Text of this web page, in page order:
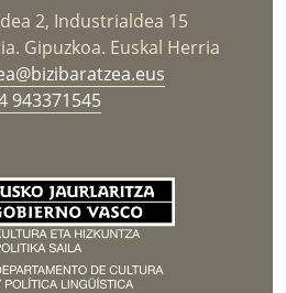
2, Industrialdea 15
Gipuzkoa. Euskal Herria
943371545